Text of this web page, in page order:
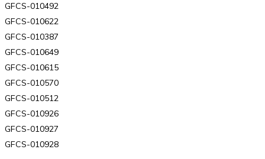
GFCS-010492
GFCS-010622
GFCS-010387
GFCS-010649
GFCS-010615
GFCS-010570
GFCS-010512
GFCS-010926
GFCS-010927
GFCS-010928